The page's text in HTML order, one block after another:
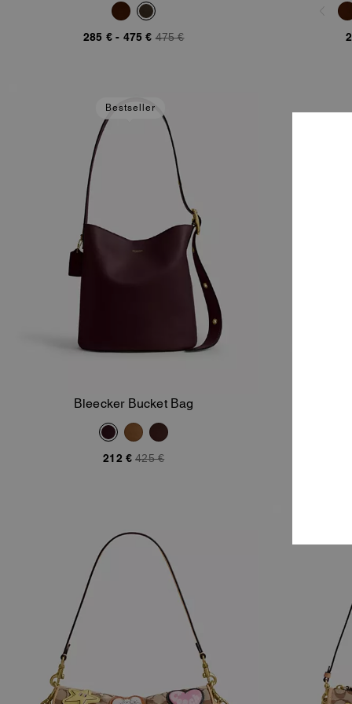
285 €- 475 € 475 €
Bestseller
In Den Warenkorb
Bleecker Bucket Bag
212 € 425 €